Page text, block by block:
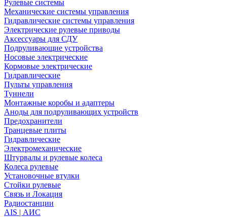
Рулевые системы
Механические системы управления
Гидравлические системы управления
Электрические рулевые приводы
Аксессуары для СДУ
Подруливающие устройства
Носовые электрические
Кормовые электрические
Гидравлические
Пульты управления
Туннели
Монтажные коробы и адаптеры
Аноды для подруливающих устройств
Предохранители
Транцевые плиты
Гидравлические
Электромеханические
Штурвалы и рулевые колеса
Колеса рулевые
Установочные втулки
Стойки рулевые
Связь и Локация
Радиостанции
AIS | АИС